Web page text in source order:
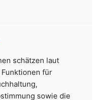
schätzen laut
für
sowie die